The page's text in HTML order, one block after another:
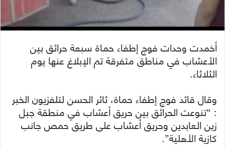
أخمدت وحدات فوج إطفاء حماة سبعة حرائق بين
الأعشاب في مناطق متفرقة تم الإبلاغ عنها يوم
الثلاثاء.
وقال قائد فوج إطفاء حماة، ثائر الحسن لتلفزيون الخبر
: “تنوعت الحرائق بين حريق أعشاب في منطقة جبل
زين العابدين وحريق أعشاب على طريق حمص جانب
كازية الأهلية”.